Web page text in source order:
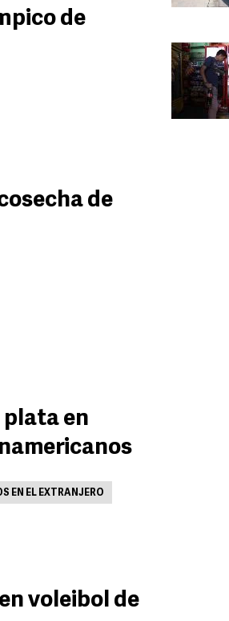
de
de
plata en
EN EL EXTRANJERO
voleibol de